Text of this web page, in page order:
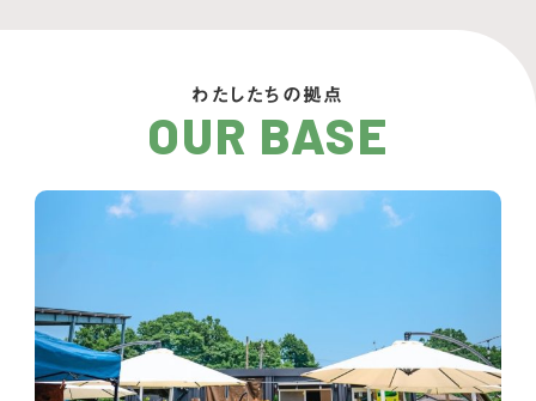
わたしたちの拠点
OUR BASE